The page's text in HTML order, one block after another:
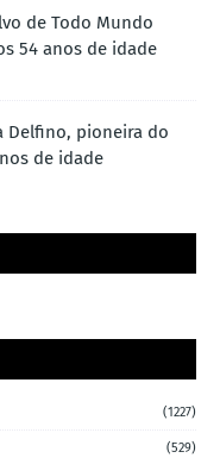
de Todo Mundo
54 anos de idade
Delfino, pioneira do
de idade
(1227)
(529)